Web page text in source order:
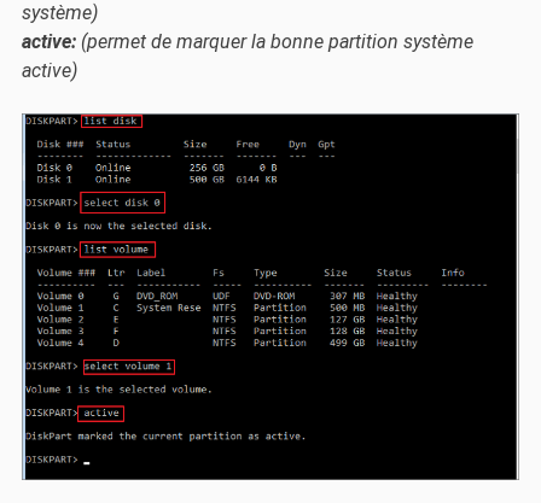
système)
active: (permet de marquer la bonne partition système
active)